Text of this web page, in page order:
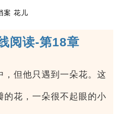
案 花儿
阅读-第18章
，但他只遇到一朵花。这
的花，一朵很不起眼的小